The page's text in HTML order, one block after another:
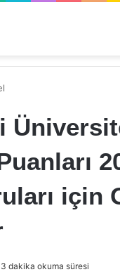
için
3 dakika okuma süresi